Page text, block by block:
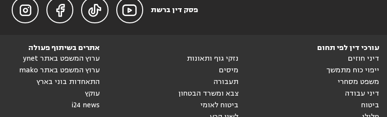
פסק דין ברשת 



עורכי דין לפי תחום
דיני חוזים
ייפוי כוח מתמשך
משפט מסחרי
דיני עבודה
ביטוח
נזקי גוף ותאונות
מיסים
תעבורה
צבא ומשרד הבטחון
ביטוח לאומי
אתרים בשיתוף פעולה
ערוץ המשפט באתר ynet
ערוץ המשפט באתר mako
התאחדות בוני בארץ
עוקץ
i24 news